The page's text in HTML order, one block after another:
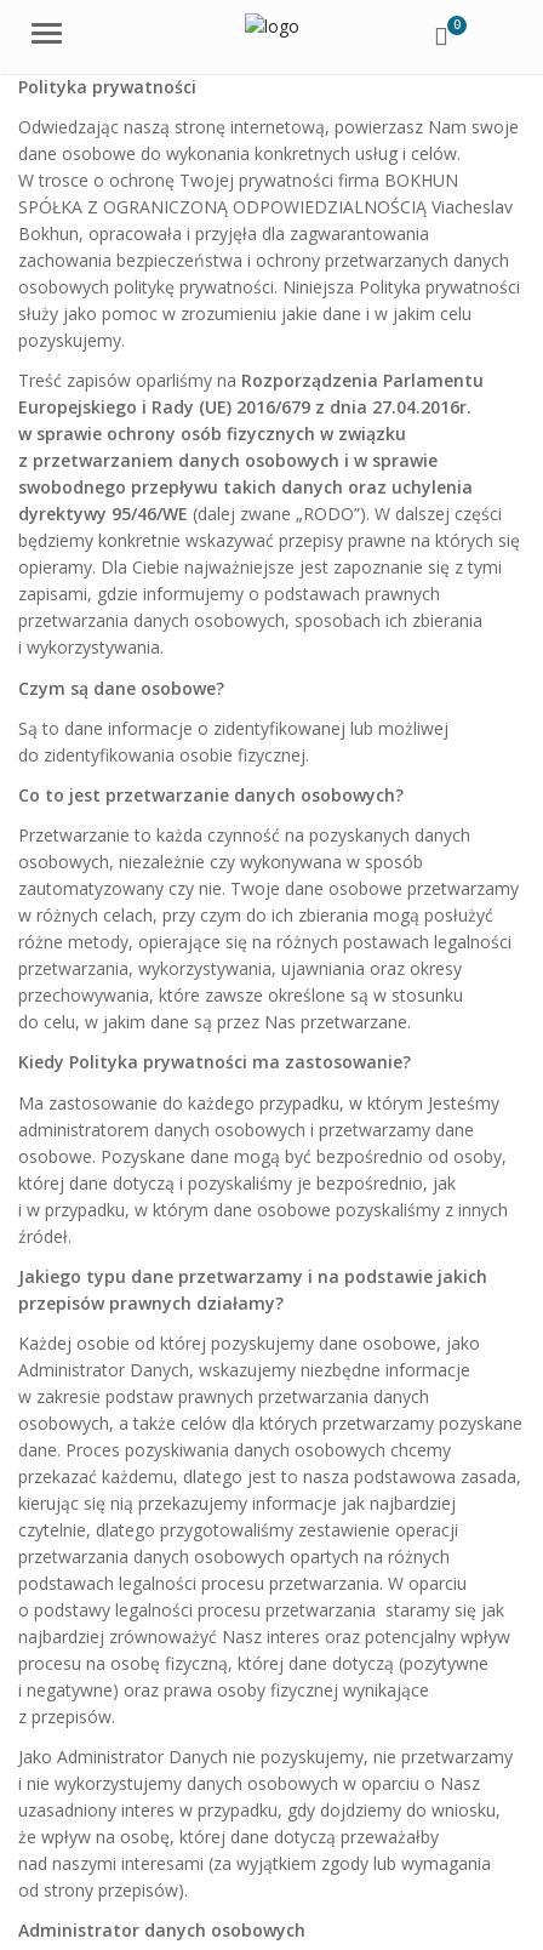
Menu 0
Polityka prywatności
Odwiedzając naszą stronę internetową, powierzasz Nam swoje
dane osobowe do wykonania konkretnych usług i celów.
W trosce o ochronę Twojej prywatności firma BOKHUN
SPÓŁKA Z OGRANICZONĄ ODPOWIEDZIALNOŚCIĄ Viacheslav
Bokhun, opracowała i przyjęła dla zagwarantowania
zachowania bezpieczeństwa i ochrony przetwarzanych danych
osobowych politykę prywatności. Niniejsza Polityka prywatności
służy jako pomoc w zrozumieniu jakie dane i w jakim celu
pozyskujemy.
Treść zapisów oparliśmy na Rozporządzenia Parlamentu
Europejskiego i Rady (UE) 2016/679 z dnia 27.04.2016r.
w sprawie ochrony osób fizycznych w związku
z przetwarzaniem danych osobowych i w sprawie
swobodnego przepływu takich danych oraz uchylenia
dyrektywy 95/46/WE (dalej zwane „RODO”). W dalszej części
będziemy konkretnie wskazywać przepisy prawne na których się
opieramy. Dla Ciebie najważniejsze jest zapoznanie się z tymi
zapisami, gdzie informujemy o podstawach prawnych
przetwarzania danych osobowych, sposobach ich zbierania
i wykorzystywania.
Czym są dane osobowe?
Są to dane informacje o zidentyfikowanej lub możliwej
do zidentyfikowania osobie fizycznej.
Co to jest przetwarzanie danych osobowych?
Przetwarzanie to każda czynność na pozyskanych danych
osobowych, niezależnie czy wykonywana w sposób
zautomatyzowany czy nie. Twoje dane osobowe przetwarzamy
w różnych celach, przy czym do ich zbierania mogą posłużyć
różne metody, opierające się na różnych postawach legalności
przetwarzania, wykorzystywania, ujawniania oraz okresy
przechowywania, które zawsze określone są w stosunku
do celu, w jakim dane są przez Nas przetwarzane.
Kiedy Polityka prywatności ma zastosowanie?
Ma zastosowanie do każdego przypadku, w którym Jesteśmy
administratorem danych osobowych i przetwarzamy dane
osobowe. Pozyskane dane mogą być bezpośrednio od osoby,
której dane dotyczą i pozyskaliśmy je bezpośrednio, jak
i w przypadku, w którym dane osobowe pozyskaliśmy z innych
źródeł.
Jakiego typu dane przetwarzamy i na podstawie jakich
przepisów prawnych działamy?
Każdej osobie od której pozyskujemy dane osobowe, jako
Administrator Danych, wskazujemy niezbędne informacje
w zakresie podstaw prawnych przetwarzania danych
osobowych, a także celów dla których przetwarzamy pozyskane
dane. Proces pozyskiwania danych osobowych chcemy
przekazać każdemu, dlatego jest to nasza podstawowa zasada,
kierując się nią przekazujemy informacje jak najbardziej
czytelnie, dlatego przygotowaliśmy zestawienie operacji
przetwarzania danych osobowych opartych na różnych
podstawach legalności procesu przetwarzania. W oparciu
o podstawy legalności procesu przetwarzania staramy się jak
najbardziej zrównoważyć Nasz interes oraz potencjalny wpływ
procesu na osobę fizyczną, której dane dotyczą (pozytywne
i negatywne) oraz prawa osoby fizycznej wynikające
z przepisów.
Jako Administrator Danych nie pozyskujemy, nie przetwarzamy
i nie wykorzystujemy danych osobowych w oparciu o Nasz
uzasadniony interes w przypadku, gdy dojdziemy do wniosku,
że wpływ na osobę, której dane dotyczą przeważałby
nad naszymi interesami (za wyjątkiem zgody lub wymagania
od strony przepisów).
Administrator danych osobowych